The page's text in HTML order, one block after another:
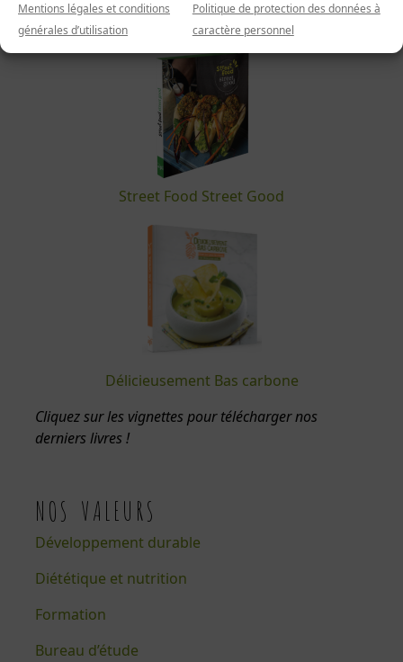
Mentions légales et conditions
générales d’utilisation
Politique de protection des données à
caractère personnel
La cuisine entre en scène !
Street Food Street Good
Délicieusement Bas carbone
Cliquez sur les vignettes pour télécharger nos
derniers livres !
NOS VALEURS
Développement durable
Diététique et nutrition
Formation
Bureau d’étude